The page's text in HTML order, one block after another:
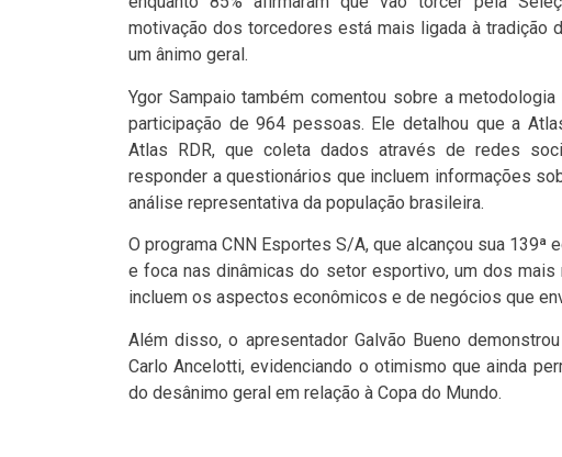
motivação dos torcedores está mais ligada à tradição
um ânimo geral.
Ygor Sampaio também comentou sobre a
participação de 964 pessoas. Ele detalhou que a
Atlas RDR, que coleta dados através de redes
responder a questionários que incluem informações
análise representativa da população brasileira.
O programa CNN Esportes S/A, que alcançou sua
e foca nas dinâmicas do setor esportivo, um dos
incluem os aspectos econômicos e de negócios que
Além disso, o apresentador Galvão Bueno
Carlo Ancelotti, evidenciando o otimismo que ainda
do desânimo geral em relação à Copa do Mundo.